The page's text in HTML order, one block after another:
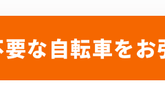
な自転車を